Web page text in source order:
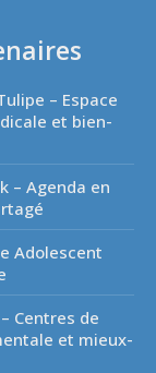
– Espace
et bien-
– Agenda en
Adolescent
Centres de
et mieux-